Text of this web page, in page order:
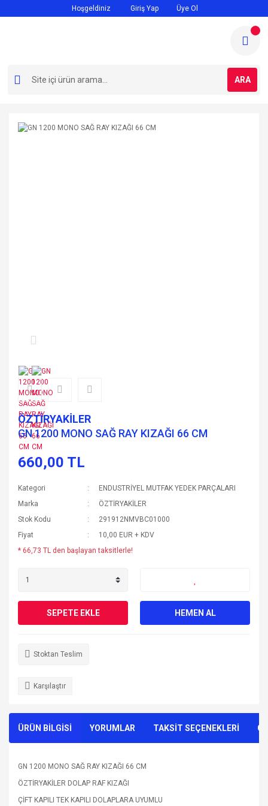
Hoşgeldiniz Giriş Yap Üye Ol
ARA
ÖZTİRYAKİLER
GN 1200 MONO SAĞ RAY KIZAĞI 66 CM
660,00 TL
Kategori
ENDUSTRİYEL MUTFAK YEDEK PARÇALARI
Marka
ÖZTİRYAKİLER
Stok Kodu
291912NMVBC01000
Fiyat
10,00 EUR + KDV
* 66,73 TL den başlayan taksitlerle!
SEPETE EKLE HEMEN AL
Stoktan Teslim
Karşılaştır
ÜRÜN BİLGİSİ YORUMLAR TAKSİT SEÇENEKLERİ
GN 1200 MONO SAĞ RAY KIZAĞI 66 CM
ÖZTİRYAKİLER DOLAP RAF KIZAĞI
ÇİFT KAPILI TEK KAPILI DOLAPLARA UYUMLU